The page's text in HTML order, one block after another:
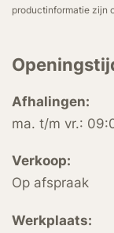
productinformatie zijn
Afhalingen:
ma. t/m vr.:
Verkoop:
Op afspraak
Werkplaats: